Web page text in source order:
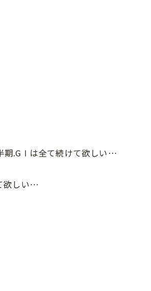
期.GⅠは全て続けて欲しい…
欲しい…